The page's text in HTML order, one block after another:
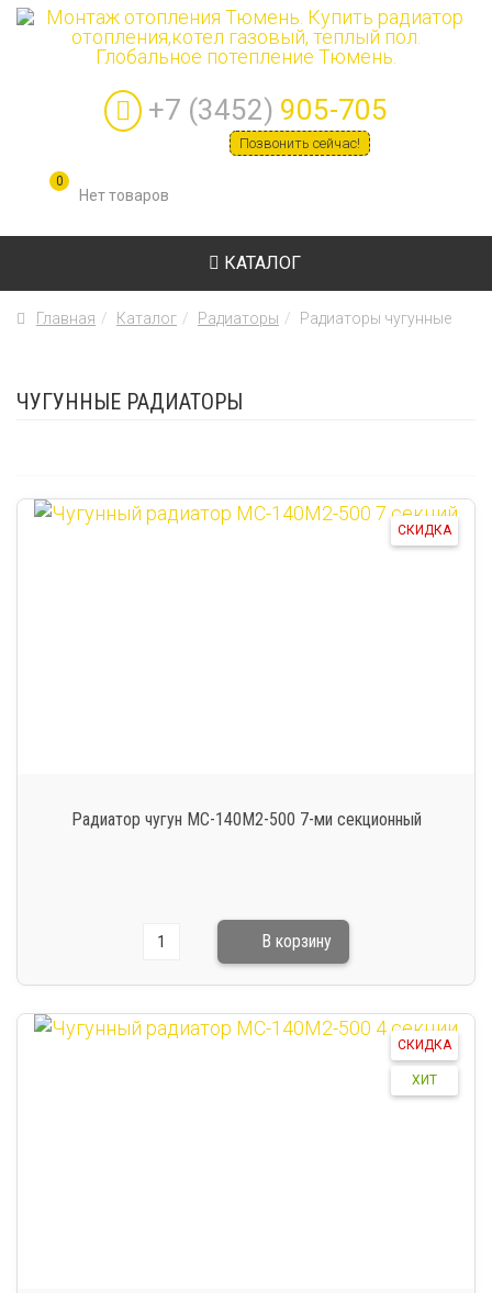
+7 (3452) 905-705
Позвонить сейчас!
0
КАТАЛОГ
Главная Каталог Радиаторы Радиаторы чугунные
ЧУГУННЫЕ РАДИАТОРЫ
СКИДКА
Радиатор чугун МС-140М2-500 7-ми секционный
СКИДКА
ХИТ